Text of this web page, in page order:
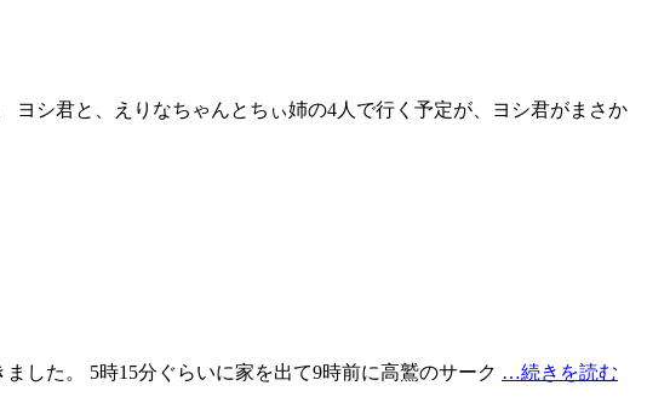
シ君と、えりなちゃんとちぃ姉の4人で行く予定が、ヨシ君がまさか
した。 5時15分ぐらいに家を出て9時前に高鷲のサーク …続きを読む